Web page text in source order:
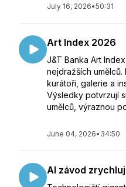
July 16, 2026•50:31
Art Index 2026
J&T Banka Art
nejdražších
kurátoři, galerie a
Výsledky potvrzují
umělců, výraznou
June 04, 2026• 34:50
AI závod